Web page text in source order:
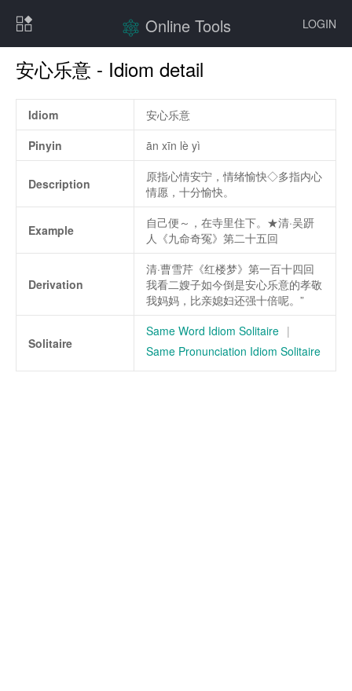
LOGIN
Online Tools
安心乐意 - Idiom detail
Idiom
安心乐意
Pinyin
ān xīn lè yì
Description
原指心情安宁，情绪愉快◇多指内心
情愿，十分愉快。
Example
自己便～，在寺里住下。★清·吴趼
人《九命奇冤》第二十五回
Derivation
清·曹雪芹《红楼梦》第一百十四回
我看二嫂子如今倒是安心乐意的孝敬
我妈妈，比亲媳妇还强十倍呢。”
Solitaire
Same Word Idiom Solitaire |
Same Pronunciation Idiom Solitaire